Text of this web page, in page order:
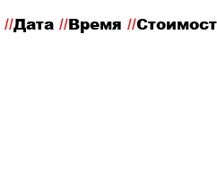
//Дата //Время //